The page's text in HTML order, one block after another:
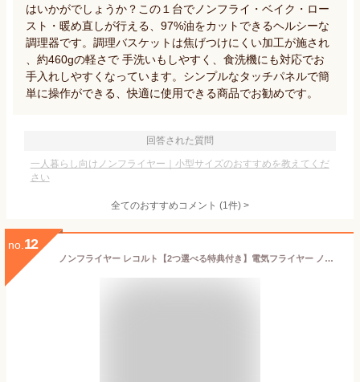
はいかがでしょうか？この１台でノンフライ・ベイク・ロー
スト・暖め直しが行える、97%油をカットできるヘルシーな
調理器です。調理バスケットは焦げつけにくい加工が施され
、約460gの軽さで 手洗いもしやすく、食洗機にも対応でお
手入れしやすくなっています。シンプルなタッチパネルで簡
単に操作ができる、快適に使用できる商品でお勧めです。
回答された質問
一人暮らし向けノンフライヤー｜小型サイズのおすすめを教えてくだ
さい
全てのおすすめコメント (1件) >
no. 12
ノンフライヤー レコルト【2つ選べる特典付き】電気フライヤー ノンオイルフライヤー エアオーブン ヘルシーフライヤー エア フライヤー 家庭用 卓上 唐揚げ 揚げ物 コンパクト 小型 温め直し サクサク てんぷら 油なし 1.5L フライ RAO-2［ recolte エアーオーブン ミニ ］